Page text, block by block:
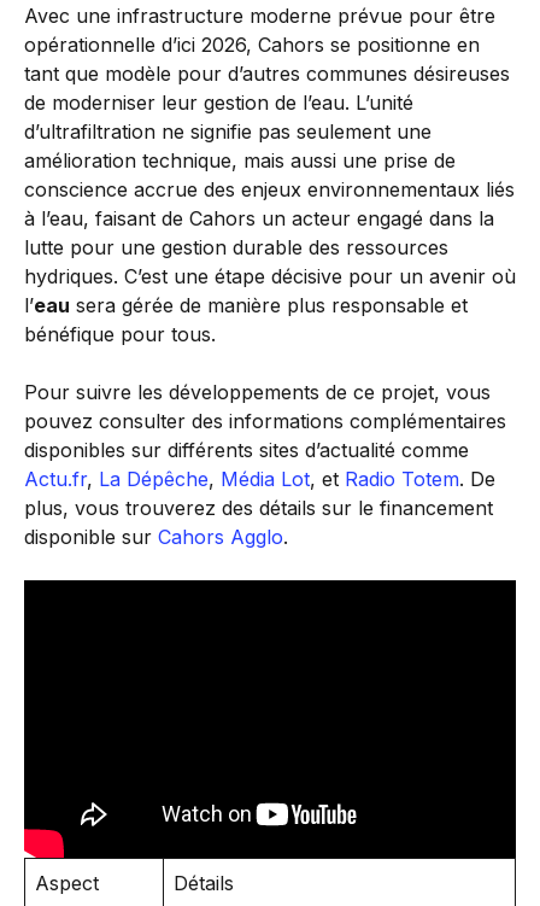
Avec une infrastructure moderne prévue pour être
opérationnelle d’ici 2026, Cahors se positionne en
tant que modèle pour d’autres communes désireuses
de moderniser leur gestion de l’eau. L’unité
d’ultrafiltration ne signifie pas seulement une
amélioration technique, mais aussi une prise de
conscience accrue des enjeux environnementaux liés
à l’eau, faisant de Cahors un acteur engagé dans la
lutte pour une gestion durable des ressources
hydriques. C’est une étape décisive pour un avenir où
l’eau sera gérée de manière plus responsable et
bénéfique pour tous.
Pour suivre les développements de ce projet, vous
pouvez consulter des informations complémentaires
disponibles sur différents sites d’actualité comme
Actu.fr, La Dépêche, Média Lot, et Radio Totem. De
plus, vous trouverez des détails sur le financement
disponible sur Cahors Agglo.
Aspect Détails